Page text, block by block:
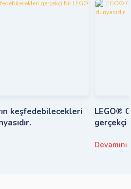
keşfedebilecekleri
LEGO®
gerçekçi
Devamını